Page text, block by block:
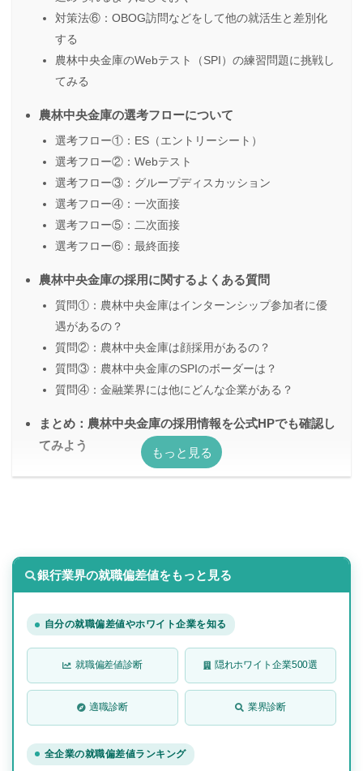
対策法⑥：OBOG訪問などをして他の就活生と差別化
する
農林中央金庫のWebテスト（SPI）の練習問題に挑戦し
てみる
農林中央金庫の選考フローについて
選考フロー①：ES（エントリーシート）
選考フロー②：Webテスト
選考フロー③：グループディスカッション
選考フロー④：一次面接
選考フロー⑤：二次面接
選考フロー⑥：最終面接
農林中央金庫の採用に関するよくある質問
質問①：農林中央金庫はインターンシップ参加者に優
遇があるの？
質問②：農林中央金庫は顔採用があるの？
質問③：農林中央金庫のSPIのボーダーは？
質問④：金融業界には他にどんな企業がある？
まとめ：農林中央金庫の採用情報を公式HPでも確認し
てみよう
銀行業界の就職偏差値をもっと見る
自分の就職偏差値やホワイト企業を知る
就職偏差値診断 隠れホワイト企業500選
適職診断 業界診断
全企業の就職偏差値ランキング